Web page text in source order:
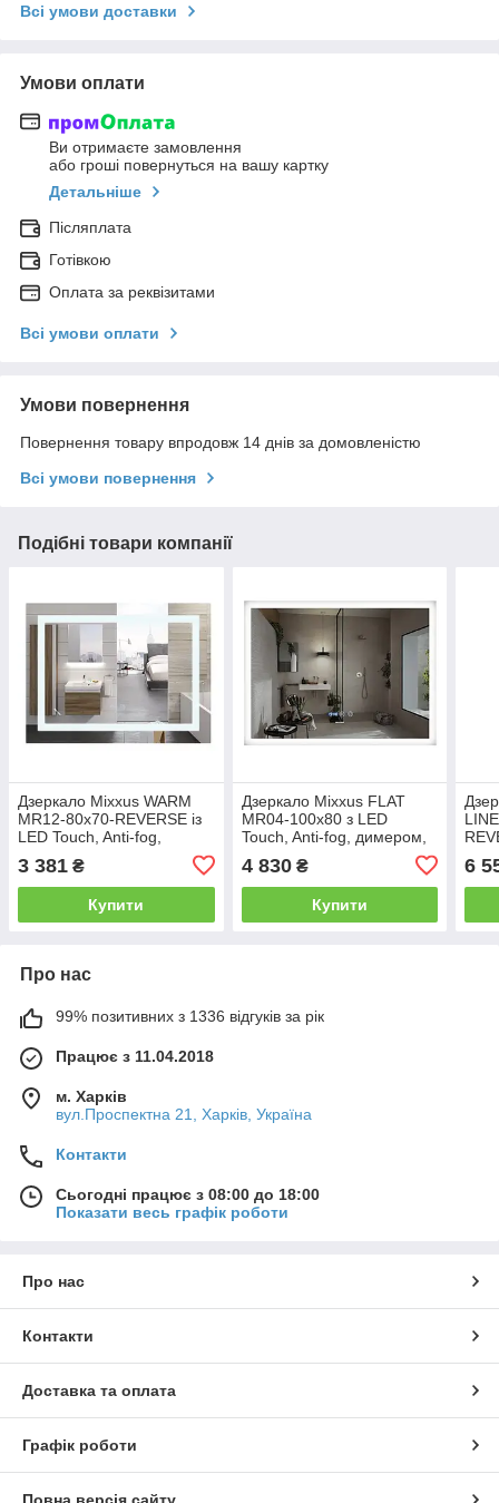
Всі умови доставки
Умови оплати
Ви отримаєте замовлення
або гроші повернуться на вашу картку
Детальніше
Післяплата
Готівкою
Оплата за реквізитами
Всі умови оплати
Умови повернення
Повернення товару впродовж 14 днів за домовленістю
Всі умови повернення
Подібні товари компанії
Дзеркало Mixxus WARM
MR12-80x70-REVERSE із
LED Touch, Anti-fog,
димером, регулюванням
яскравості (MI6936)
3 381 ₴
Купити
Дзеркало Mixxus FLAT
MR04-100x80 з LED
Touch, Anti-fog, димером,
регулюванням яскравості,
годинником (MI6927)
4 830₴
Купити
6
Про нас
99% позитивних з 1336 відгуків за рік
Працює з 11.04.2018
м. Харків
вул.Проспектна 21, Харків, Україна
Контакти
Сьогодні працює з 08:00 до 18:00
Показати весь графік роботи
Про нас
Контакти
Доставка та оплата
Графік роботи